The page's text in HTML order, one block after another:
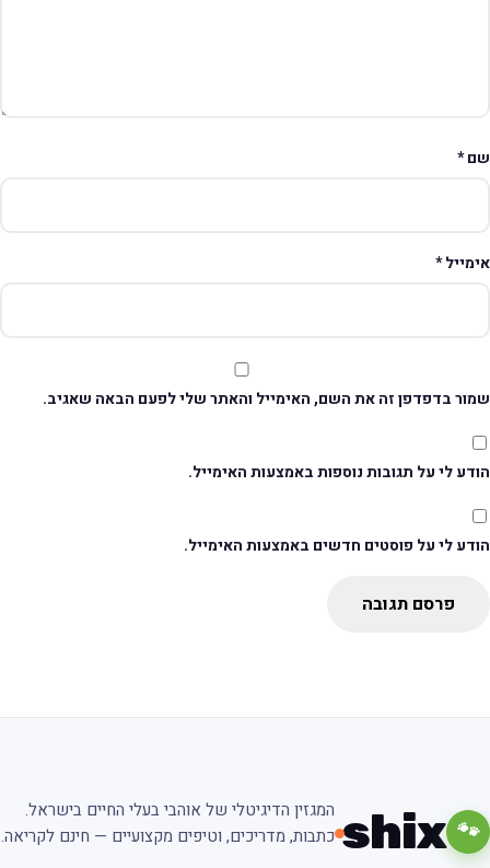
*
*
בדפדפן זה את השם, האימייל והאתר שלי לפעם הבאה שאגיב.
לי על תגובות נוספות באמצעות האימייל.
לי על פוסטים חדשים באמצעות האימייל.
פרסם תגובה
🐾
shix
המגזין הדיגיטלי של אוהבי בעלי החיים בישראל.
כתבות, מדריכים, וטיפים מקצועיים — חינם לקריאה.